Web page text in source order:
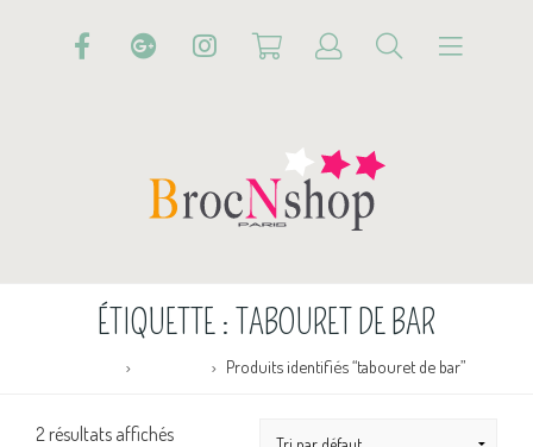
ÉTIQUETTE : TABOURET DE BAR
Produits identifiés “tabouret de bar”
2 résultats affichés